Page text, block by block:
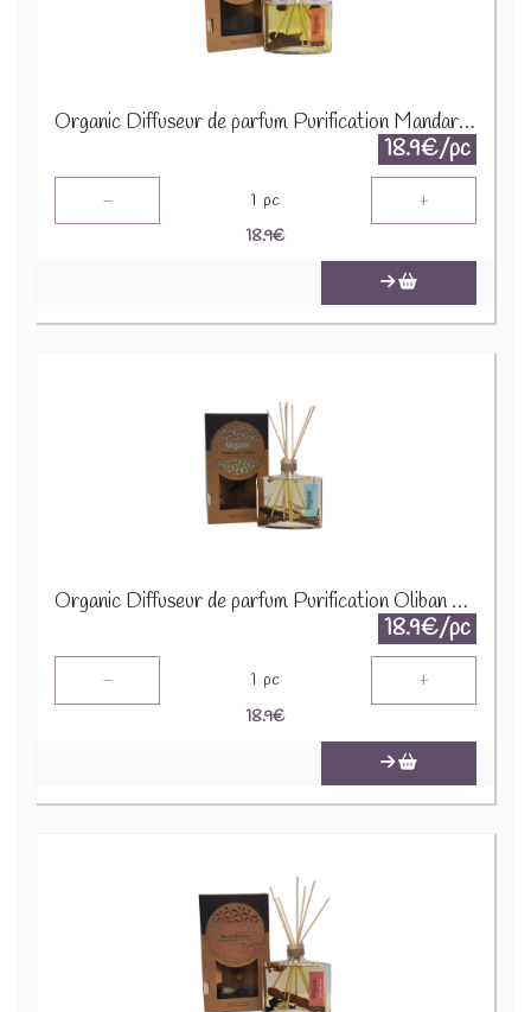
Organic Diffuseur de parfum Purification Mandarine et Laurier 76973
18.9€/pc
- 1 pc +
18.9€
Organic Diffuseur de parfum Purification Oliban et Myrrhe 76975
18.9€/pc
- 1 pc +
18.9€